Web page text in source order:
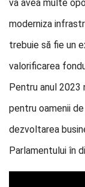
va avea multe
moderniza
trebuie să fie un
valorificarea
Pentru anul 2023
pentru oamenii
dezvoltarea
Parlamentului în